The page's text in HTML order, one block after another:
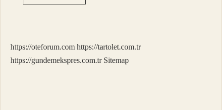
Zaman
https://oteforum.com https://tartolet.com.tr
https://gundemekspres.com.tr Sitemap